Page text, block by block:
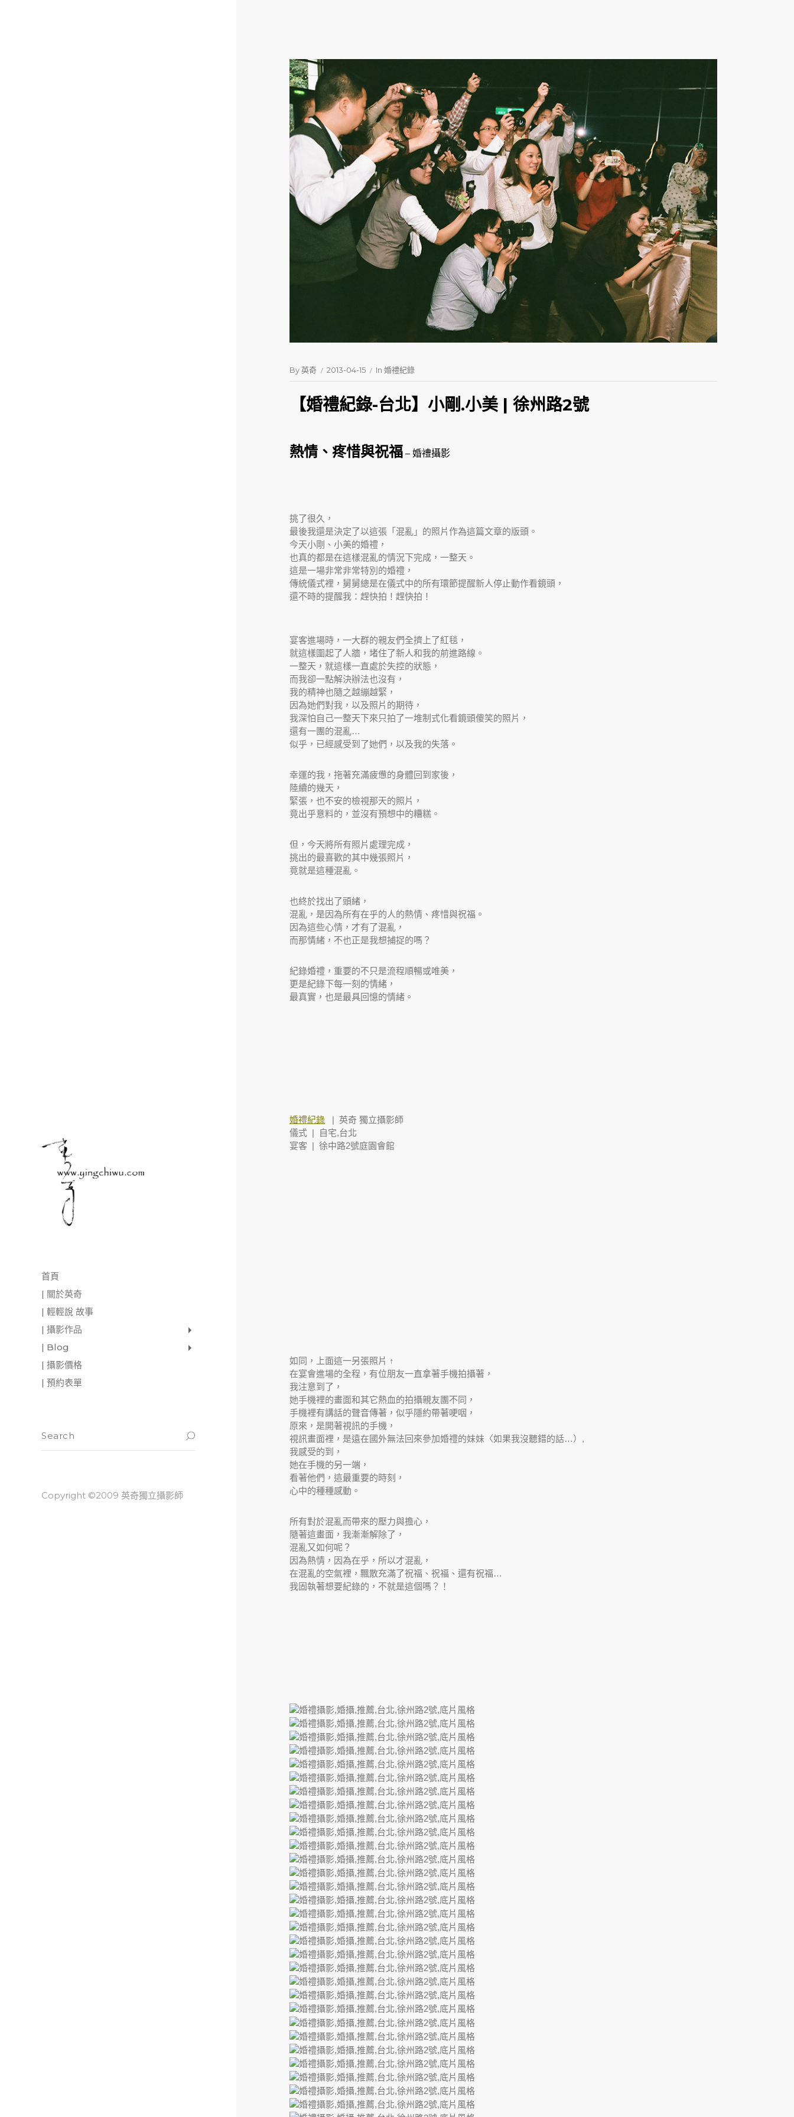
首頁
| 關於英奇
| 輕輕說 故事
| 攝影作品
| Blog
| 攝影價格
| 預約表單
Copyright ©2009 英奇獨立攝影師
By英奇 2013-04-15 In 婚禮紀錄
【婚禮紀錄-台北】小剛.小美 | 徐州路2號
熱情、疼惜與祝福 – 婚禮攝影
挑了很久，
最後我還是決定了以這張「混亂」的照片作為這篇文章的版頭。
今天小剛、小美的婚禮，
也真的都是在這樣混亂的情況下完成，一整天。
這是一場非常非常特別的婚禮，
傳統儀式裡，舅舅總是在儀式中的所有環節提醒新人停止動作看鏡頭，
還不時的提醒我：趕快拍！趕快拍！
宴客進場時，一大群的親友們全擠上了紅毯，
就這樣圍起了人牆，堵住了新人和我的前進路線。
一整天，就這樣一直處於失控的狀態，
而我卻一點解決辦法也沒有，
我的精神也隨之越繃越緊，
因為她們對我，以及照片的期待，
我深怕自己一整天下來只拍了一堆制式化看鏡頭傻笑的照片，
還有一團的混亂…
似乎，已經感受到了她們，以及我的失落。
幸運的我，拖著充滿疲憊的身體回到家後，
陸續的幾天，
緊張，也不安的檢視那天的照片，
竟出乎意料的，並沒有預想中的糟糕。
但，今天將所有照片處理完成，
挑出的最喜歡的其中幾張照片，
竟就是這種混亂。
也終於找出了頭緒，
混亂，是因為所有在乎的人的熱情、疼惜與祝福。
因為這些心情，才有了混亂，
而那情緒，不也正是我想捕捉的嗎？
紀錄婚禮，重要的不只是流程順暢或唯美，
更是紀錄下每一刻的情緒，
最真實，也是最具回憶的情緒。
婚禮紀錄 | 英奇 獨立攝影師
儀式 | 自宅,台北
宴客 | 徐中路2號庭園會館
如同，上面這一另張照片 ↑
在宴會進場的全程，有位朋友一直拿著手機拍攝著，
我注意到了，
她手機裡的畫面和其它熱血的拍攝親友團不同，
手機裡有講話的聲音傳著，似乎隱約帶著哽咽，
原來，是開著視訊的手機，
視訊畫面裡，是遠在國外無法回來參加婚禮的妹妹〈如果我沒聽錯的話…）,
我感受的到，
她在手機的另一端，
看著他們，這最重要的時刻，
心中的種種感動。
所有對於混亂而帶來的壓力與擔心，
隨著這畫面，我漸漸解除了，
混亂又如何呢？
因為熱情，因為在乎，所以才混亂，
在混亂的空氣裡，飄散充滿了祝福、祝福、還有祝福…
我固執著想要紀錄的，不就是這個嗎？！